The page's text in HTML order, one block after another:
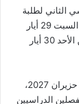
الثاني لطلبة
الصف الـ 12 خلال الفترة من الأربعاء 5 أيار وحتى السبت 29 أيار
2027، ولطلبة الصفوف من الرابع وحتى الـ 11 من الأحد 30 أيار
وتبدأ العطلة الصيفية للطلبة اعتبارا من الاثنين 21 حزيران 2027،
الدراسيين